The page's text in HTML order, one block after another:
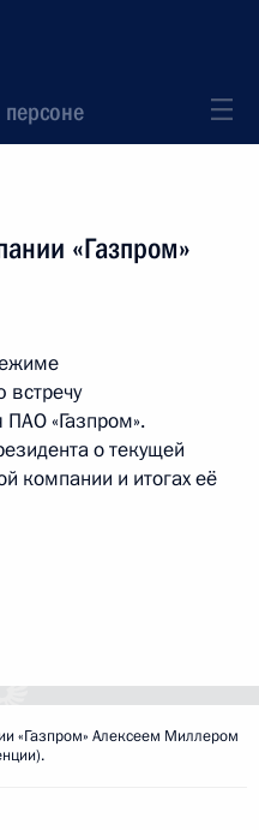
«Газпром»
«Газпром».
о текущей
компании и итогах её
«Газпром» Алексеем Миллером